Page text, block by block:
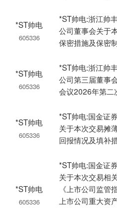
*ST帅电
605336
*ST帅电:浙江帅
公司董事会关于
保密措施及保密
*ST帅电
605336
*ST帅电:浙江帅
公司第三届董事
会议2026年第二
*ST帅电
605336
*ST帅电:国金证
关于本次交易摊
回报情况及填补
*ST帅电
605336
*ST帅电:国金证
关于本次交易相
《上市公司监
上市公司重大资